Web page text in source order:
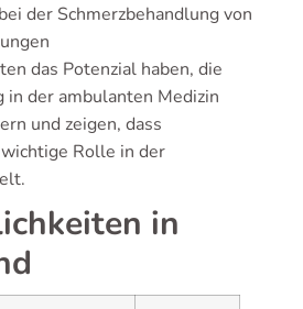
der Schmerzbehandlung von
das Potenzial haben, die
in der ambulanten Medizin
und zeigen, dass
Rolle in der
in